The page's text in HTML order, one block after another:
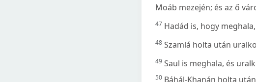
Moáb mezején; és az ő
47 Hadád is, hogy
48 Szamlá holta után
49 Saul is meghala, és
50 Báhál-Khanán holta